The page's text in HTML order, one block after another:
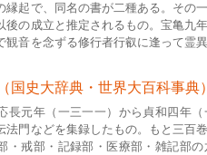
縁起で、同名の書が二種ある。その
後の成立と推定されるもの。宝亀九
観音を念ずる修行者行叡に逢って霊
国史大辞典・世界大百科事典）
長元年（一三一一）から貞和四年
法門などを集録したもの。もと三百
・戒部・記録部・医療部・雑記部